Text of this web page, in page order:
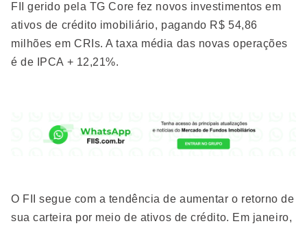
FII gerido pela TG Core fez novos investimentos em
ativos de crédito imobiliário, pagando R$ 54,86
milhões em CRIs. A taxa média das novas operações
é de IPCA + 12,21%.
O FII segue com a tendência de aumentar o retorno de
sua carteira por meio de ativos de crédito. Em janeiro,